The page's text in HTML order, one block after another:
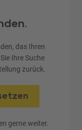
das Ihren
Ihre Suche
zurück.
gerne weiter.